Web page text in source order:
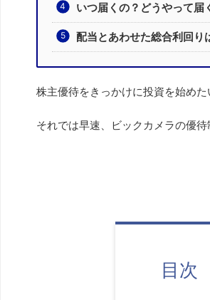
いつ届くの？どうやって届
配当とあわせた総合利回り
株主優待をきっかけに投資を始め
それでは早速、ビックカメラの優
目次